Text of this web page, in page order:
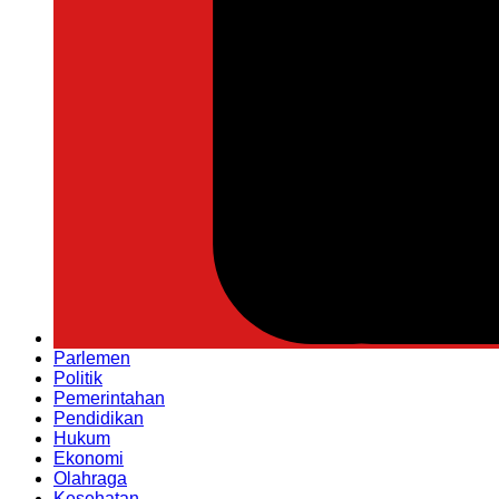
Parlemen
Politik
Pemerintahan
Pendidikan
Hukum
Ekonomi
Olahraga